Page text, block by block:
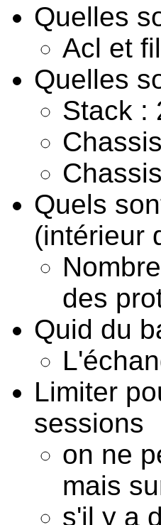
Quelles
Acl et
Quelles
Stack :
Quels
(intérieur
des
Quid du
Limiter
sessions
on ne
mais
s'il y a